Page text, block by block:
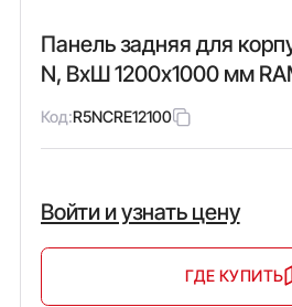
Панель задняя для
N, ВхШ 1200х1000 мм
Код:R5NCRE12100
Войти и узнать цену
ГДЕ КУПИТЬ